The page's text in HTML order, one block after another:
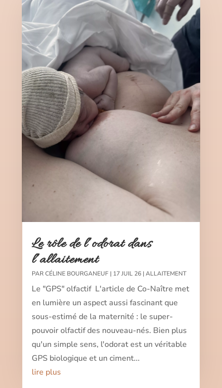
Le rôle de l’odorat dans
l’allaitement
PARCÉLINE BOURGANEUF | 17 JUIL 26|ALLAITEMENT
⁠Le "GPS" olfactif L'article de Co-Naître met
en lumière un aspect aussi fascinant que
sous-estimé de la maternité : le super-
pouvoir olfactif des nouveau-nés. Bien plus
qu'un simple sens, l'odorat est un véritable
GPS biologique et un ciment...
lire plus